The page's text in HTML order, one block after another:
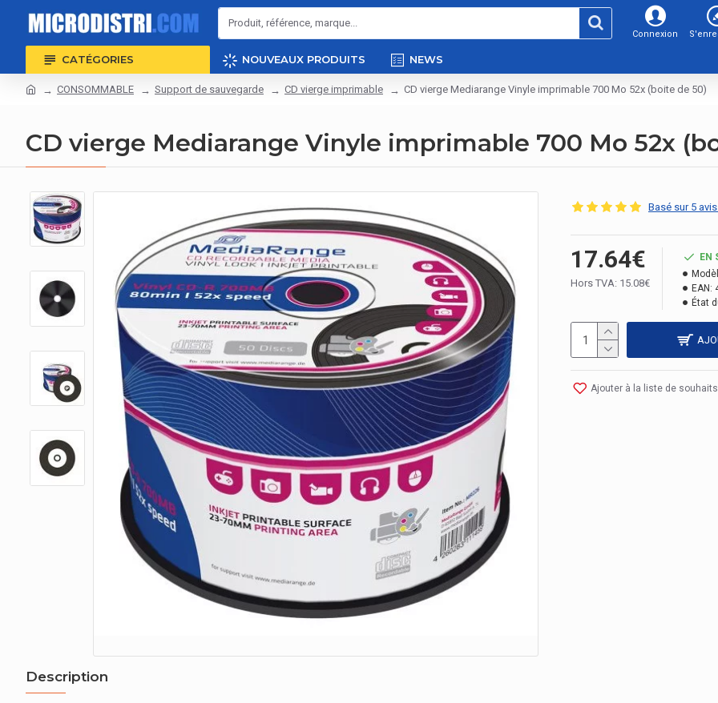
Connexion
CATÉGORIES NOUVEAUX PRODUITS NEWS
CONSOMMABLE Support de sauvegarde CD vierge imprimable CD vierge Mediarange Vinyle imprimable 700 Mo 52x (boite de 50)
CD vierge Mediarange Vinyle imprimable 700 Mo 52x
Basé sur 5
17.64€
Hors TVA: 15.08€
EN
EAN:
État
Ajouter à la liste de souhaits
Description